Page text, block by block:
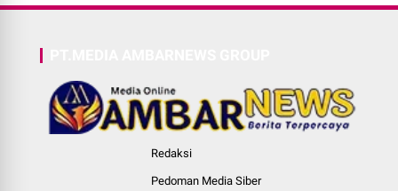
Redaksi
Pedoman Media Siber